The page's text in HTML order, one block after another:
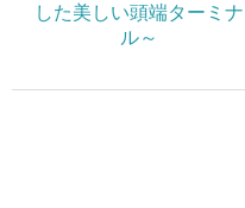
した美しい頭端ターミナ
ル～